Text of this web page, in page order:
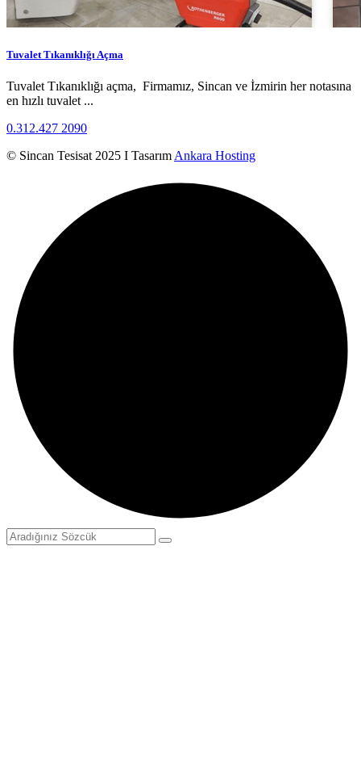
Tuvalet Tıkanıklığı Açma
Tuvalet Tıkanıklığı açma, Firmamız, Sincan ve İzmirin her notasına
en hızlı tuvalet ...
0.312.427 2090
© Sincan Tesisat 2025 I Tasarım Ankara Hosting